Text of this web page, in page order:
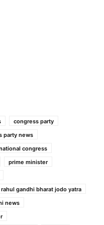
congress party
party news
congress
prime minister
rahul gandhi bharat jodo yatra
news